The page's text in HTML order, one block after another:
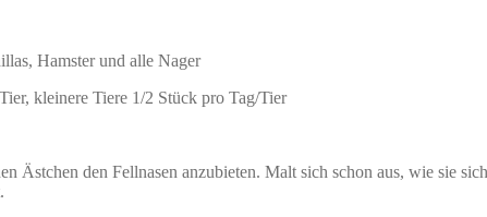
Hamster und alle Nager
kleinere Tiere 1/2 Stück pro Tag/Tier
Ästchen den Fellnasen anzubieten. Malt sich schon aus, wie sie